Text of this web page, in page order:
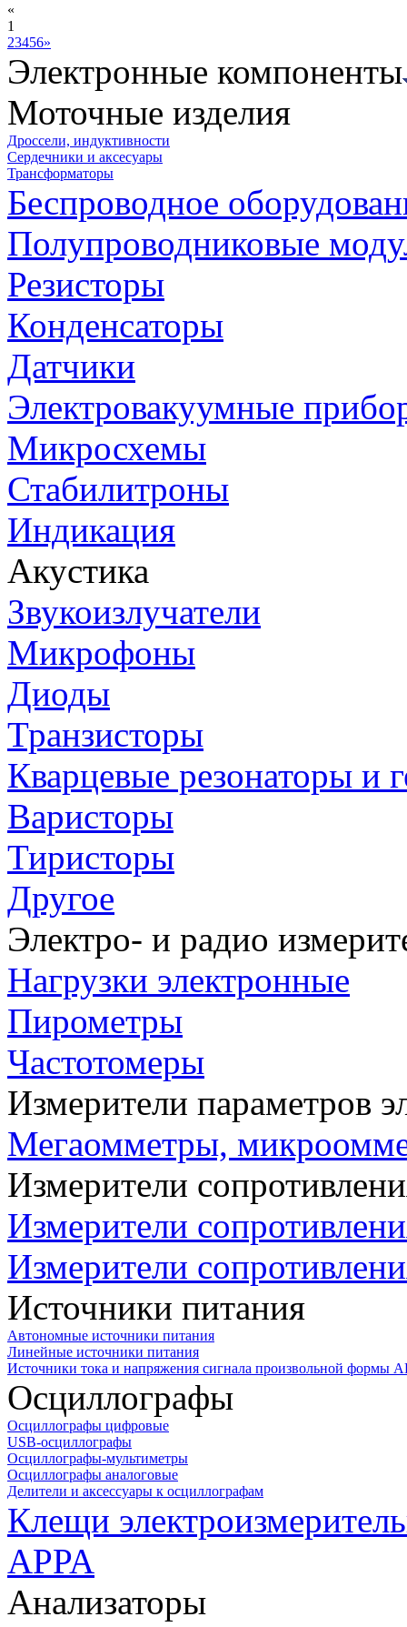
«
1
23456»
Электронные компоненты
Моточные изделия
Дроссели, индуктивности
Сердечники и аксесуары
Трансформаторы
Беспроводное
Полупроводниковые
Резисторы
Конденсаторы
Датчики
Электровакуумные
Микросхемы
Стабилитроны
Индикация
Акустика
Звукоизлучатели
Микрофоны
Диоды
Транзисторы
Кварцевые резонаторы и
Варисторы
Тиристоры
Другое
Электро- и радио
Нагрузки электронные
Пирометры
Частотомеры
Измерители параметров
Мегаомметры,
Измерители
Измерители
Измерители
Источники питания
Автономные источники питания
Линейные источники питания
Источники тока и напряжения сигнала произвольной формы
Осциллографы
Осциллографы цифровые
USB-осциллографы
Осциллографы-мультиметры
Осциллографы аналоговые
Делители и аксессуары к осциллографам
Клещи
APPA
Анализаторы